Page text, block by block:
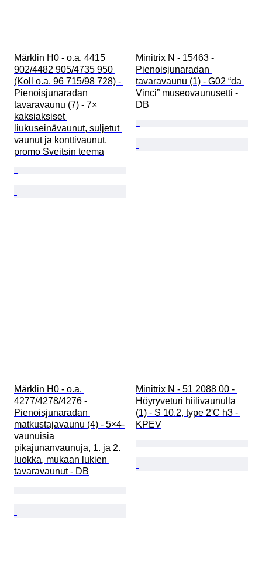
Märklin H0 - o.a. 4415
902/4482 905/4735 950
(Koll o.a. 96 715/98 728) -
Pienoisjunaradan
tavaravaunu (7) - 7×
kaksiaksiset
liukuseinävaunut, suljetut
vaunut ja konttivaunut,
promo Sveitsin teema
Minitrix N - 15463 -
Pienoisjunaradan
tavaravaunu (1) - G02 “da
Vinci” museovaunusetti -
DB
Märklin H0 - o.a.
4277/4278/4276 -
Pienoisjunaradan
matkustajavaunu (4) - 5×4-
vaunuisia
pikajunanvaunuja, 1. ja 2.
luokka, mukaan lukien
tavaravaunut - DB
Minitrix N - 51 2088 00 -
Höyryveturi hiilivaunulla
(1) - S 10.2, type 2'C h3 -
KPEV